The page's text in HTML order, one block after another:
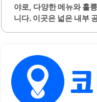
고, 각종 술과 잘 어울리
골은 진한 국물..
야로, 다양한 메뉴와 훌
니다. 이곳은 넓은 내부
한 사시미와 다양한 안
돈가스 김치나베는 많
한, 기본 안주로 제공되
입맛을 돋우기에 좋습니